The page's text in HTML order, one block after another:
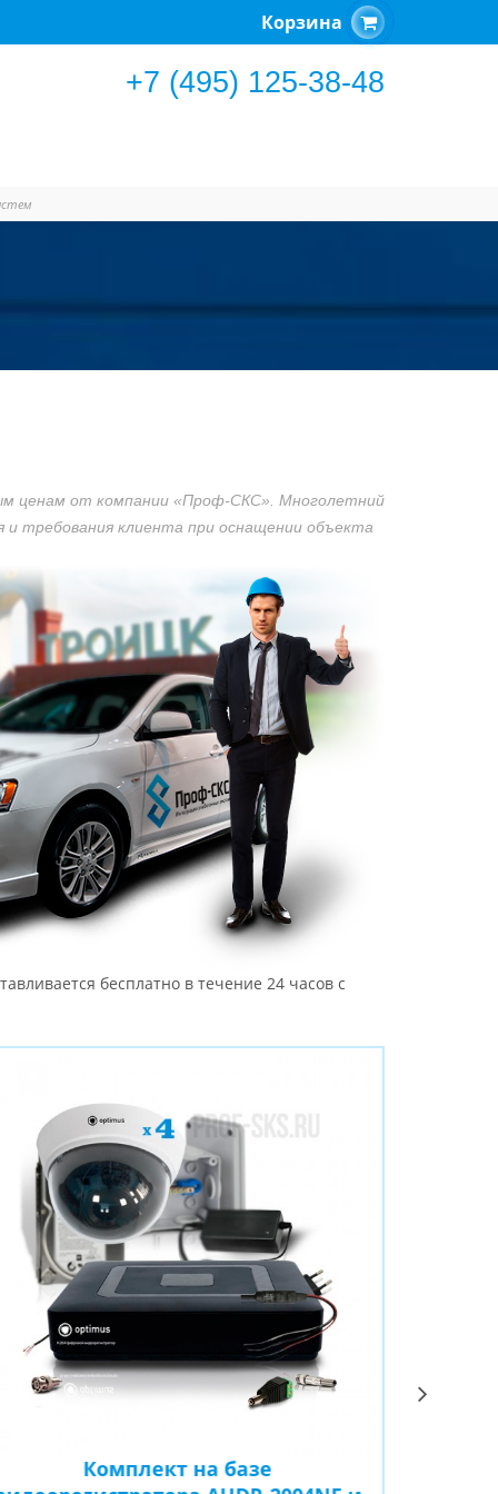
Корзина
+7 (495) 125-38-48
ценам от компании «Проф-СКС». Многолетний
требования клиента при оснащении объекта
бесплатно в течение 24 часов с
Комплект на базе